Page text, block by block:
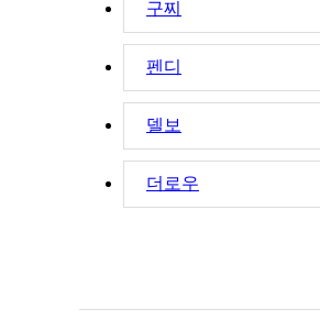
구찌
펜디
델보
더로우